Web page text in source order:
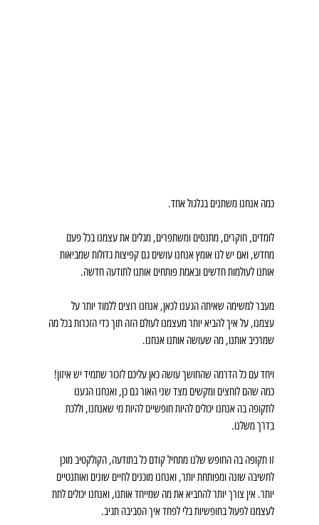
כמה אנחנו משתנים בגלגול אחד.
לומדים, חוקרים, מתנסים ומשתפרים, מגלים את עצמנו בכל פעם
מחדש, ואם יש לנו אומץ אנחנו עושים גם קפיצות גדולות שמביאות
אותנו לעולמות חדשים ובאמת פותחים אותנו לתודעה חדשה.
מעבר למשימה שאיתה הגענו לכאן, אנחנו רוצים ללמוד יותר על
עצמנו, על איך להביא יותר מעצמנו לעולם הזה תוך כדי הזכרות בכל מה
שמרכיב אותנו, מה שעושה אותנו אנחנו.
ויחד עם כל הדרמה שהחושך עושה כאן עליכם לזכור שתמיד יש איזון!
כמה שהם לוחצים ומקשים מצד שני האור גם כן, ואנחנו הגענו
לתקופה בה אנחנו יכולים להיות חופשיים להיות מי שאנחנו, וללכת
בדרך משלנו.
זו תקופה בה החופש שלנו מתחיל קודם כל בתודעה, הקולקטיב מוכן
לחשיבה שונה ומפותחת יותר, ואנחנו מוכנים לחיים שונים ואותנטיים
יותר. אין צורך יותר להחביא את מה שמייחד אותנו, ואנחנו יכולים לתת
לעצמנו לפעול בחופשיות בלי לפחד איך הסביבה תגיב.